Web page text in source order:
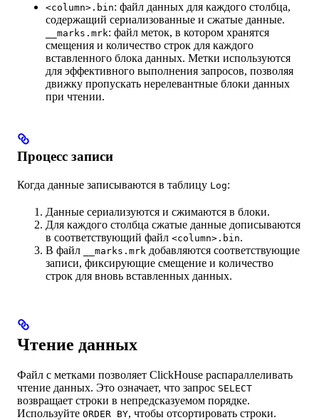
<column>.bin: файл данных для каждого столбца,
содержащий сериализованные и сжатые данные.
__marks.mrk: файл меток, в котором хранятся
смещения и количество строк для каждого
вставленного блока данных. Метки используются
для эффективного выполнения запросов, позволяя
движку пропускать нерелевантные блоки данных
при чтении.
Процесс записи
Когда данные записываются в таблицу Log:
Данные сериализуются и сжимаются в блоки.
Для каждого столбца сжатые данные дописываются
в соответствующий файл <column>.bin.
В файл
__marks.mrk добавляются соответствующие
записи, фиксирующие смещение и количество
строк для вновь вставленных данных.
Чтение данных
Файл с метками позволяет ClickHouse распараллеливать
чтение данных. Это означает, что запрос SELECT
возвращает строки в непредсказуемом порядке.
Используйте ORDER BY, чтобы отсортировать строки.